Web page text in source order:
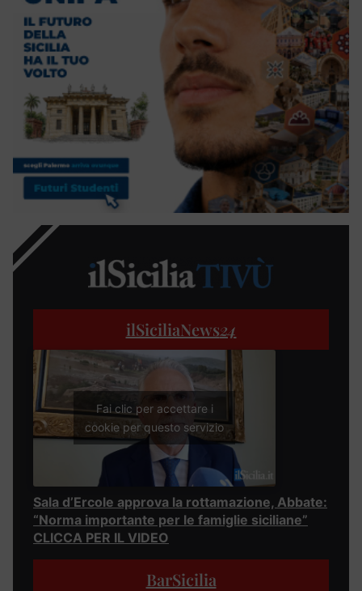
ilSiciliaNews24
Fai clic per accettare i
cookie per questo servizio
Sala d’Ercole approva la rottamazione, Abbate:
“Norma importante per le famiglie siciliane”
CLICCA PER IL VIDEO
BarSicilia